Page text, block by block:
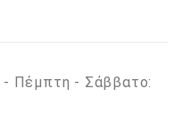
Πέμπτη - Σάββατο: